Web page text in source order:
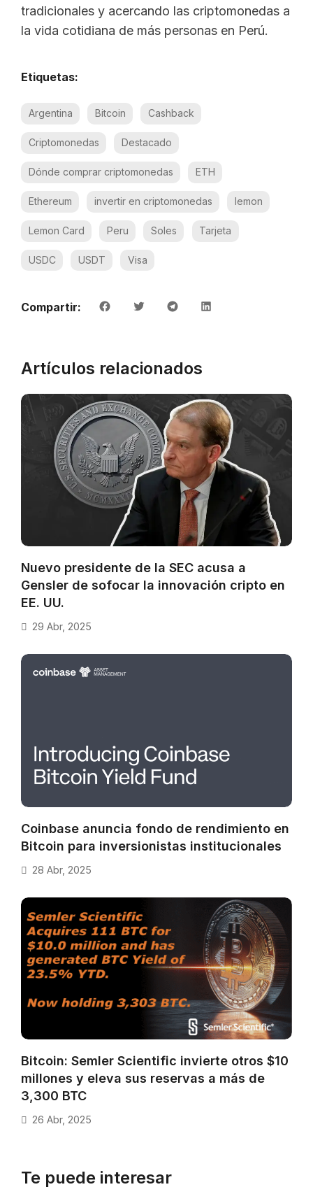
tradicionales y acercando las criptomonedas a
la vida cotidiana de más personas en Perú.
Etiquetas:
Argentina Bitcoin Cashback
Criptomonedas Destacado
Dónde comprar criptomonedas ETH
Ethereum invertir en criptomonedas lemon
Lemon Card Peru Soles Tarjeta
USDC USDT Visa
Compartir:
Artículos relacionados
Nuevo presidente de la SEC acusa a
Gensler de sofocar la innovación cripto en
EE. UU.
29 Abr, 2025
Coinbase anuncia fondo de rendimiento en
Bitcoin para inversionistas institucionales
28 Abr, 2025
Bitcoin: Semler Scientific invierte otros $10
millones y eleva sus reservas a más de
3,300 BTC
26 Abr, 2025
Te puede interesar